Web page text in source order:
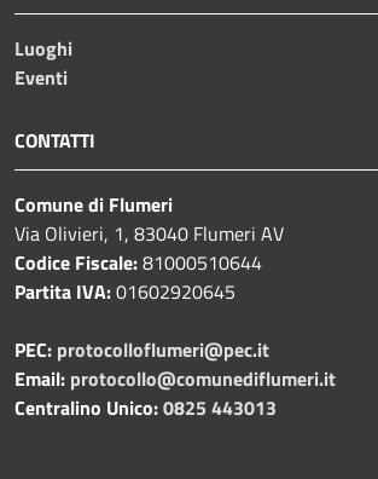
Luoghi
Eventi
CONTATTI
Comune di Flumeri
Via Olivieri, 1, 83040 Flumeri AV
Codice Fiscale:81000510644
Partita IVA:01602920645
PEC: protocolloflumeri@pec.it
Email: protocollo@comunediflumeri.it
Centralino Unico:0825 443013